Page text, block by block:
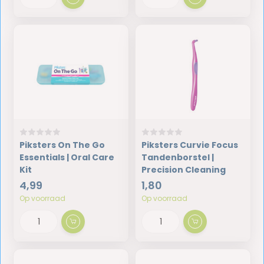
Piksters On The Go
Essentials | Oral Care
Kit
4,99
Op voorraad
Piksters Curvie Focus
Tandenborstel |
Precision Cleaning
1,80
Op voorraad